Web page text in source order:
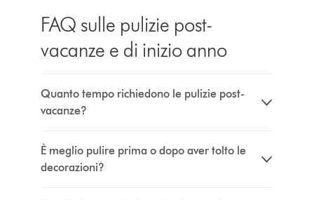
FAQ sulle pulizie post-
vacanze e di inizio anno
Quanto tempo richiedono le pulizie post-
vacanze?
È meglio pulire prima o dopo aver tolto le
decorazioni?